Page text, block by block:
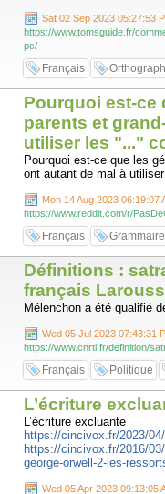
Sat 02 Sep 2023 05:27:53
https://www.tomsguide.fr/
pc/
Français
Pourquoi est-ce
parents et
utiliser les "..."
Pourquoi est-ce que les
ont autant de mal à
Mon 14 Aug 2023 06:19:07
https://www.reddit.com/r/
Français Grammaire
Définitions :
français
Mélenchon a été qualifié
Wed 05 Jul 2023 07:43:31
https://www.cnrtl.fr/definition/
Français Politique
L’écriture
L’écriture excluante
https://cincivox.fr/2023/
https://cincivox.fr/2016/
george-orwell-2-les-
Wed 05 Apr 2023 09:13:05